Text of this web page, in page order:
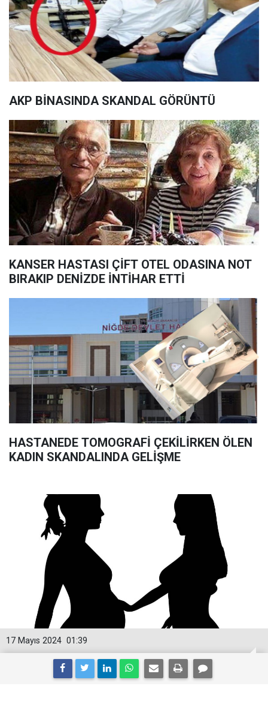
AKP BİNASINDA SKANDAL GÖRÜNTÜ
KANSER HASTASI ÇİFT OTEL ODASINA NOT
BIRAKIP DENİZDE İNTİHAR ETTİ
HASTANEDE TOMOGRAFİ ÇEKİLİRKEN ÖLEN
KADIN SKANDALINDA GELİŞME
01:39
17 Mayıs 2024